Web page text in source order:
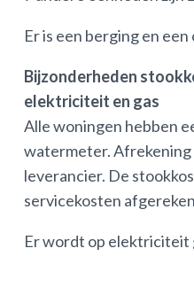
Er is een berging en
Bijzonderheden
elektriciteit en gas
Alle woningen hebben
watermeter. Afrekening
leverancier. De
servicekosten
Er wordt op elektriciteit